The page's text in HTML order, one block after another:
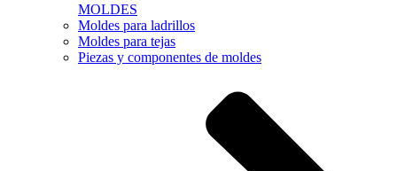
MOLDES
Moldes para ladrillos
Moldes para tejas
Piezas y componentes de moldes